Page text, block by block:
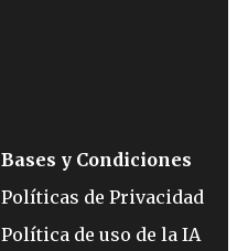
Bases y Condiciones
Políticas de Privacidad
Política de uso de la IA